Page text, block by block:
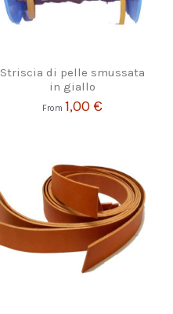
Striscia di pelle smussata
in giallo
From 1,00 €